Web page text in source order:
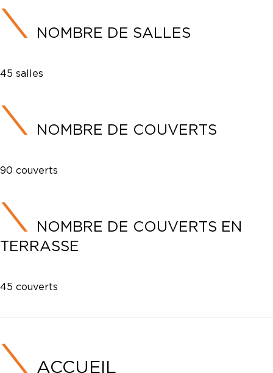
NOMBRE DE SALLES
45 salles
NOMBRE DE COUVERTS
90 couverts
NOMBRE DE COUVERTS EN
TERRASSE
45 couverts
ACCUEIL